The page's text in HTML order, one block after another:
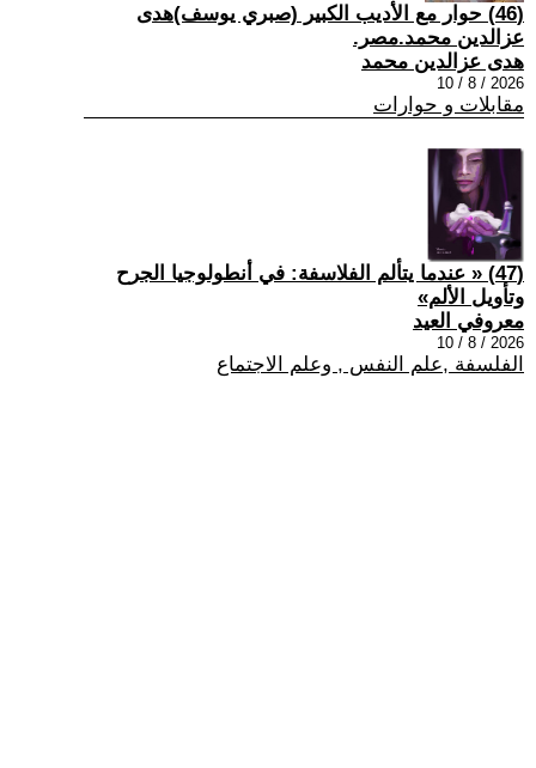
(46) حوار مع الأديب الكبير (صبري يوسف)هدى
عزالدين محمد.مصر.
هدى عزالدين محمد
2026 / 8 / 10
مقابلات و حوارات
(47) « عندما يتألم الفلاسفة: في أنطولوجيا الجرح
وتأويل الألم»
معروفي العيد
2026 / 8 / 10
الفلسفة ,علم النفس , وعلم الاجتماع